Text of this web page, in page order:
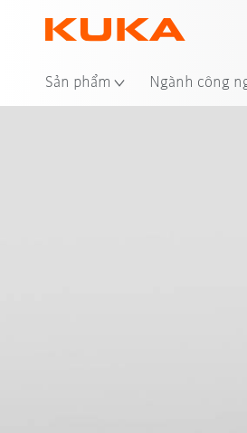
Sản phẩm Ngành công